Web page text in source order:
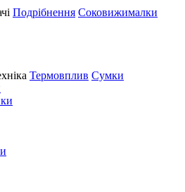
Подрібнення Соковижималки
Термовплив Сумки